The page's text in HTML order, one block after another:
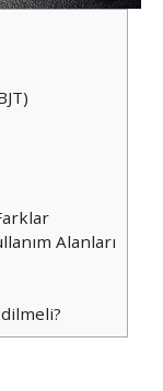
Alanları